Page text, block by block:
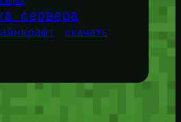
сервера
скачать